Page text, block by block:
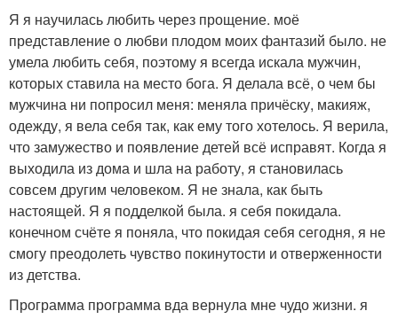
Я я научилась любить через прощение. моё
представление о любви плодом моих фантазий было. не
умела любить себя, поэтому я всегда искала мужчин,
которых ставила на место бога. Я делала всё, о чем бы
мужчина ни попросил меня: меняла причёску, макияж,
одежду, я вела себя так, как ему того хотелось. Я верила,
что замужество и появление детей всё исправят. Когда я
выходила из дома и шла на работу, я становилась
совсем другим человеком. Я не знала, как быть
настоящей. Я я подделкой была. я себя покидала.
конечном счёте я поняла, что покидая себя сегодня, я не
смогу преодолеть чувство покинутости и отверженности
из детства.
Программа программа вда вернула мне чудо жизни. я